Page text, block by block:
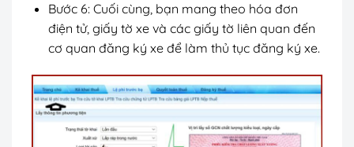
Bước 6: Cuối cùng, bạn mang theo hóa đơn
điện tử, giấy tờ xe và các giấy tờ liên quan đến
cơ quan đăng ký xe để làm thủ tục đăng ký xe.